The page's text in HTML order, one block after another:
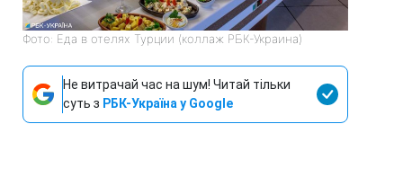
Фото: Еда в отелях Турции (коллаж РБК-Украина)
Не витрачай час на шум! Читай тільки
суть з РБК-Україна у Google